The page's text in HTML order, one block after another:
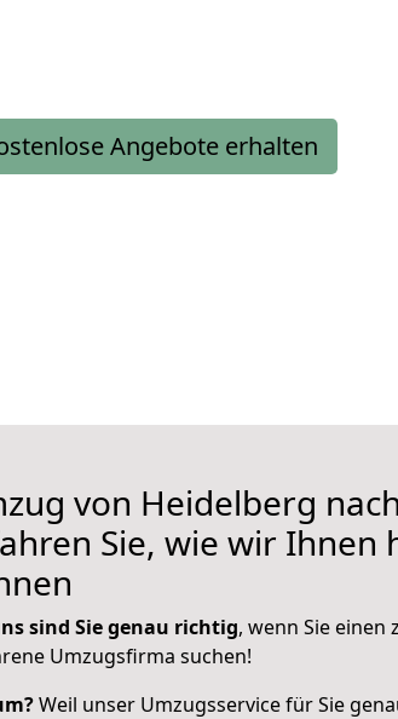
Angebote erhalten
von Heidelberg
Sie, wie wir Ihnen
sind Sie genau richtig, wenn Sie einen
Umzugsfirma suchen!
Weil unser Umzugsservice für Sie